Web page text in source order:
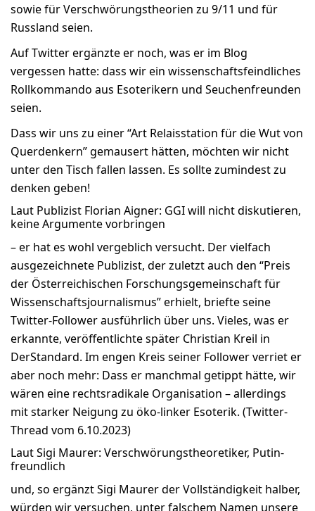
sowie für Verschwörungstheorien zu 9/11 und für
Russland seien.
Auf Twitter ergänzte er noch, was er im Blog
vergessen hatte: dass wir ein wissenschaftsfeindliches
Rollkommando aus Esoterikern und Seuchenfreunden
seien.
Dass wir uns zu einer “Art Relaisstation für die Wut von
Querdenkern” gemausert hätten, möchten wir nicht
unter den Tisch fallen lassen. Es sollte zumindest zu
denken geben!
Laut Publizist Florian Aigner: GGI will nicht diskutieren,
keine Argumente vorbringen
– er hat es wohl vergeblich versucht. Der vielfach
ausgezeichnete Publizist, der zuletzt auch den “Preis
der Österreichischen Forschungsgemeinschaft für
Wissenschaftsjournalismus” erhielt, briefte seine
Twitter-Follower ausführlich über uns. Vieles, was er
erkannte, veröffentlichte später Christian Kreil in
DerStandard. Im engen Kreis seiner Follower verriet er
aber noch mehr: Dass er manchmal getippt hätte, wir
wären eine rechtsradikale Organisation – allerdings
mit starker Neigung zu öko-linker Esoterik. (Twitter-
Thread vom 6.10.2023)
Laut Sigi Maurer: Verschwörungstheoretiker, Putin-
freundlich
und, so ergänzt Sigi Maurer der Vollständigkeit halber,
würden wir versuchen, unter falschem Namen unsere